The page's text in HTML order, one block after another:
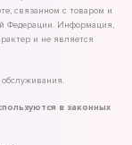
связанном с товаром и
Федерации. Информация,
и не является
в законных